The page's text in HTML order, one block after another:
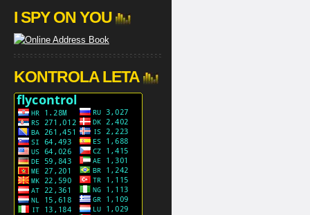
I SPY ON YOU
KONTROLA LETA